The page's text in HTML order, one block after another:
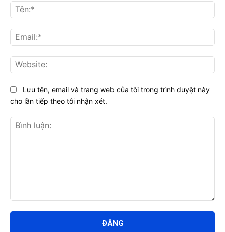
luận:
Lưu tên, email và trang web của tôi trong trình duyệt này
cho lần tiếp theo tôi nhận xét.